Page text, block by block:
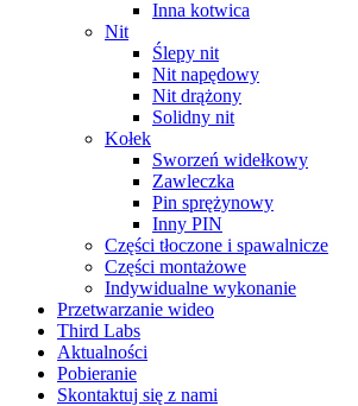
Inna kotwica
Nit
Ślepy nit
Nit napędowy
Nit drążony
Solidny nit
Kołek
Sworzeń widełkowy
Zawleczka
Pin sprężynowy
Inny PIN
Części tłoczone i spawalnicze
Części montażowe
Indywidualne wykonanie
Przetwarzanie wideo
Third Labs
Aktualności
Pobieranie
Skontaktuj się z nami